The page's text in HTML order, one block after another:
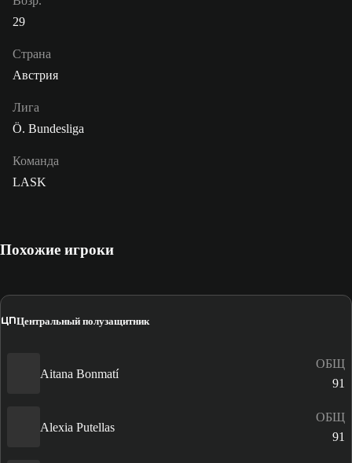
29
Страна
Австрия
Лига
Ö. Bundesliga
Команда
LASK
Похожие игроки
ЦПЦентральный полузащитник
Aitana Bonmatí
ОБЩ
91
Alexia Putellas
ОБЩ
91